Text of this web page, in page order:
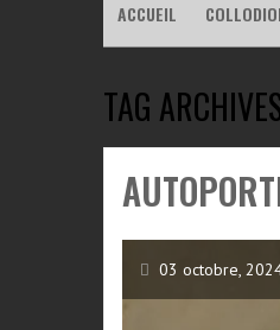
ACCUEIL
TAG
03 octobre,